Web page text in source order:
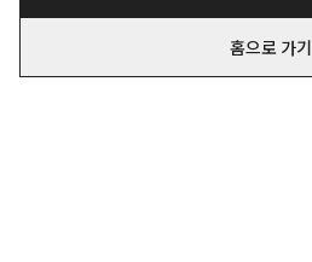
홈으로 가기